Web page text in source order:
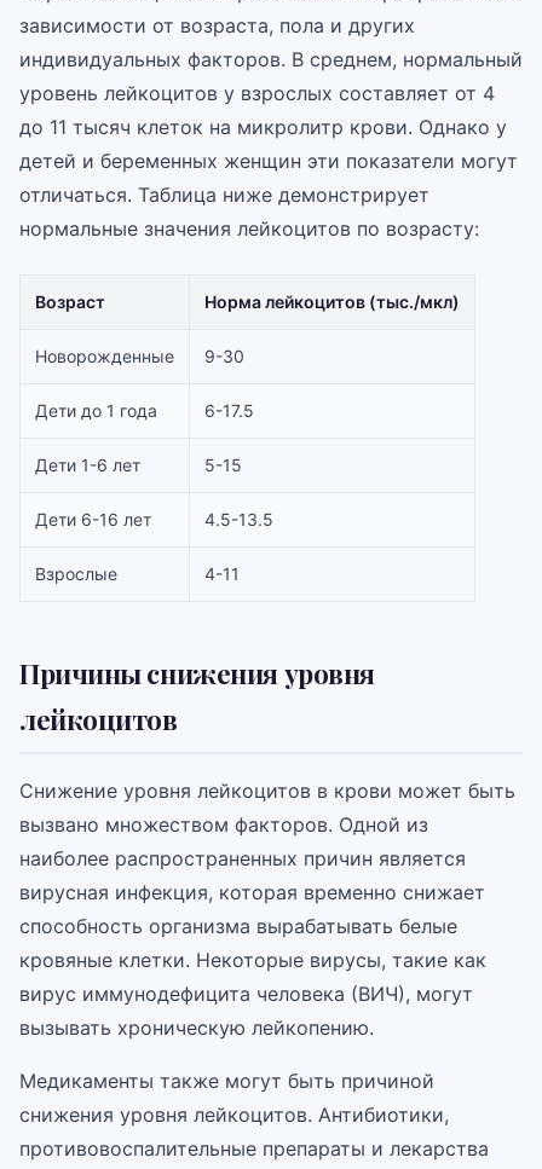
зависимости от возраста, пола и других
индивидуальных факторов. В среднем, нормальный
уровень лейкоцитов у взрослых составляет от 4
до 11 тысяч клеток на микролитр крови. Однако у
детей и беременных женщин эти показатели могут
отличаться. Таблица ниже демонстрирует
нормальные значения лейкоцитов по возрасту:
Возраст Норма лейкоцитов (тыс./мкл)
Новорожденные 9-30
Дети до 1 года 6-17.5
Дети 1-6 лет 5-15
Дети 6-16 лет 4.5-13.5
Взрослые 4-11
Причины снижения уровня
лейкоцитов
Снижение уровня лейкоцитов в крови может быть
вызвано множеством факторов. Одной из
наиболее распространенных причин является
вирусная инфекция, которая временно снижает
способность организма вырабатывать белые
кровяные клетки. Некоторые вирусы, такие как
вирус иммунодефицита человека (ВИЧ), могут
вызывать хроническую лейкопению.
Медикаменты также могут быть причиной
снижения уровня лейкоцитов. Антибиотики,
противовоспалительные препараты и лекарства